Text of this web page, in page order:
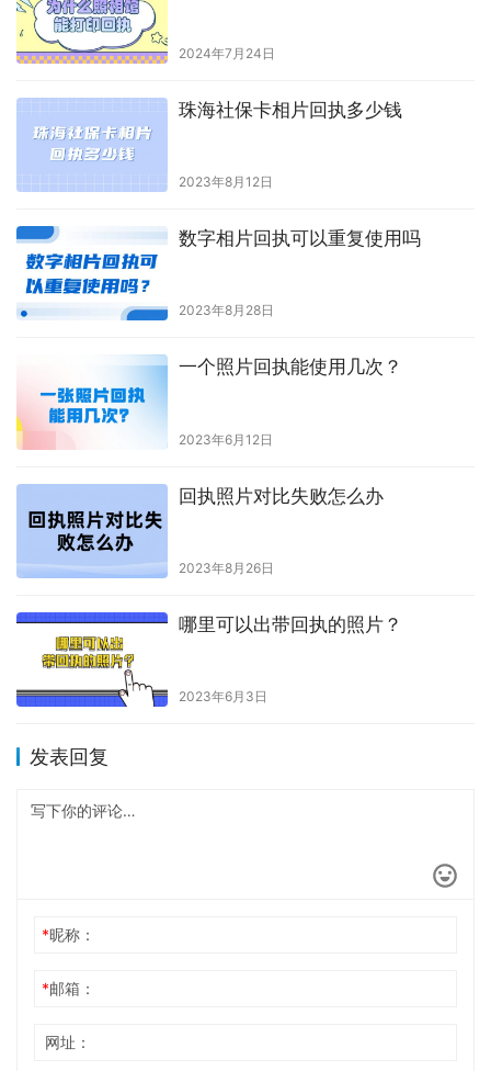
2024年7月24日
珠海社保卡相片回执多少钱
2023年8月12日
数字相片回执可以重复使用吗
2023年8月28日
一个照片回执能使用几次？
2023年6月12日
回执照片对比失败怎么办
2023年8月26日
哪里可以出带回执的照片？
2023年6月3日
发表回复
*昵称：
*邮箱：
网址：